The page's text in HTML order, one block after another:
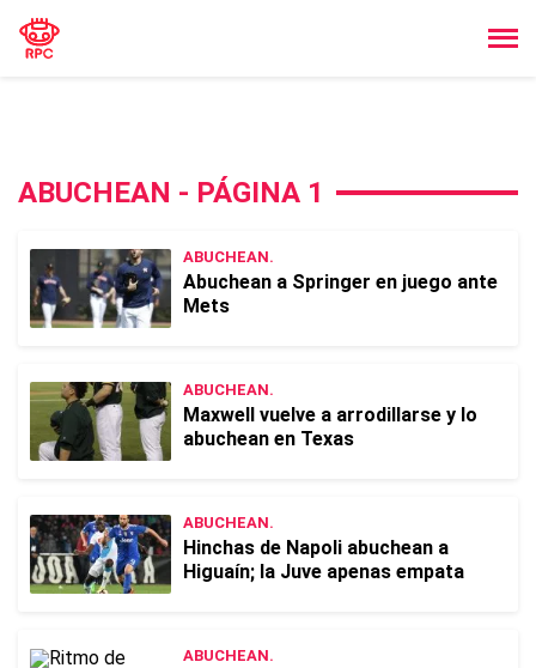
ABUCHEAN - PÁGINA 1
ABUCHEAN.
Abuchean a Springer en juego ante
Mets
ABUCHEAN.
Maxwell vuelve a arrodillarse y lo
abuchean en Texas
ABUCHEAN.
Hinchas de Napoli abuchean a
Higuaín; la Juve apenas empata
ABUCHEAN.